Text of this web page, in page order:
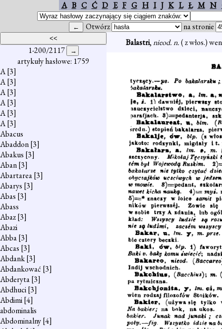
A B C Ć D E F G H I J K L Ł M N
Otwórz na stronie
1-200/2117
artykuły hasłowe: 1759
A[3]
A[3]
A[3]
A[3]
A[3]
A[3]
Abacus
Abaddon[3]
Abakus [3]
Aban[3]
Abartarea[3]
Abarys [3]
Abas [3]
Abass
Abaz[3]
Abazi
Abba[3]
Abcas [3]
Abdank[3]
Abdankować [3]
Abderyta[3]
Abdhuci[3]
Abdimi[4]
abdominalis
Abdominalny[4]
Balastri,nieod. n.( z włos.)